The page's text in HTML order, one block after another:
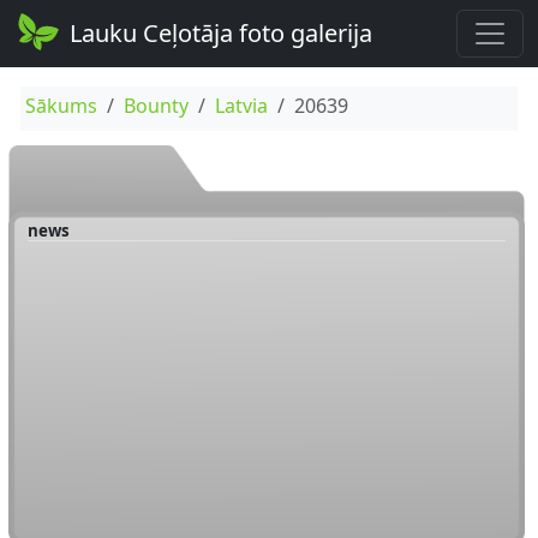
Lauku Ceļotāja foto galerija
Sākums Bounty Latvia 20639
news